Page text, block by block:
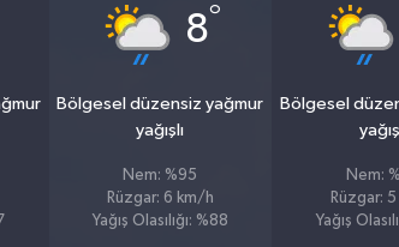
8°
Bölgesel düzensiz yağmur
yağışlı
Nem: %95
Rüzgar: 6 km/h
Yağış Olasılığı: %88
Bölgesel
Nem:
Rüzgar:
Yağış